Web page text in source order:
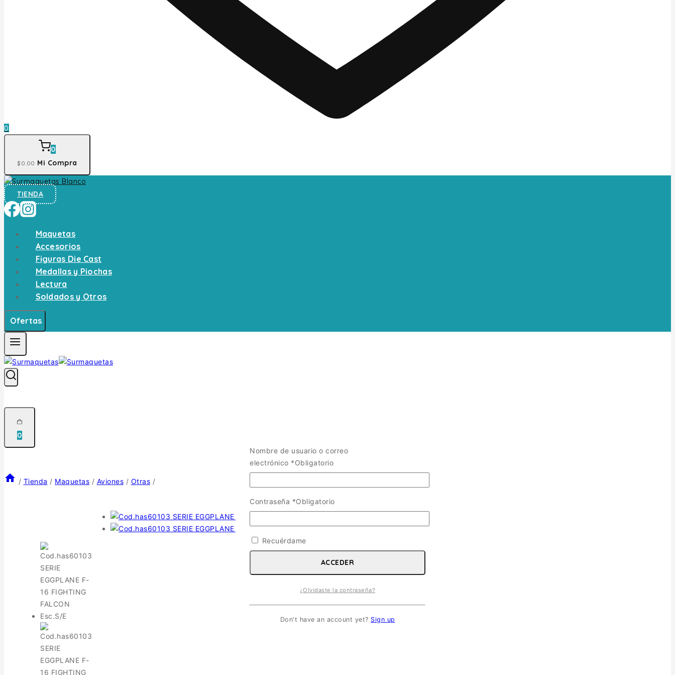
0
0
$0 .00 Mi Compra
TIENDA
Maquetas
Accesorios
Figuras Die Cast
Medallas y Piochas
Lectura
Soldados y Otros
Ofertas
0
/ Tienda / Maquetas / Aviones / Otras /
Nombre de usuario o correo
electrónico *Obligatorio
Contraseña *Obligatorio
Recuérdame
ACCEDER
¿Olvidaste la contraseña?
Don't have an account yet? Sign up